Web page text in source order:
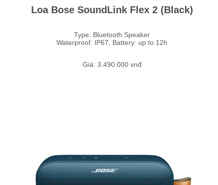
Loa Bose SoundLink Flex 2 (Black)
Type: Bluetooth Speaker
Waterproof: IP67, Battery: up to 12h
Giá: 3.490.000 vnđ